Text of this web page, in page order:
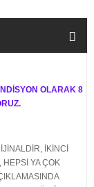
OLARAK 8
İKİNCİ
YA ÇOK